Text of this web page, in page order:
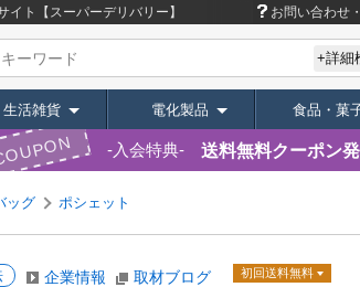
イト【スーパーデリバリー】 お問い合わせ
キーワード +詳細
生活雑貨 電化製品 食品・菓
入会特典 送料無料クーポン
ッグ ポシェット
企業情報 取材ブログ 初回送料無料